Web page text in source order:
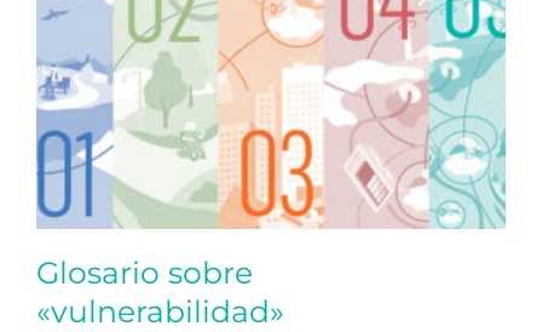
Glosario sobre
«vulnerabilidad»